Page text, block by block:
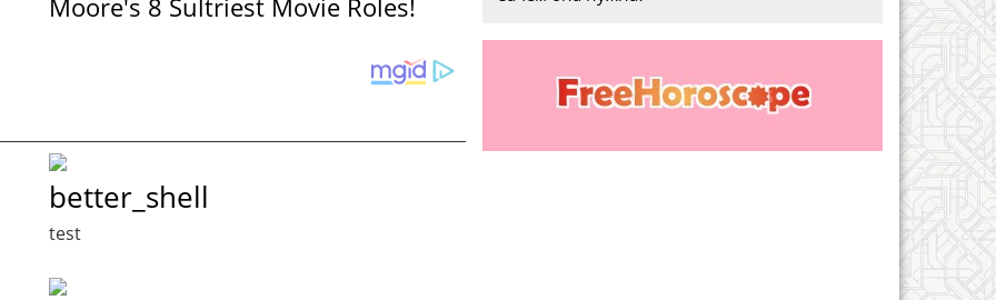
better_shell
test